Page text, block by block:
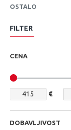
OSTALO
FILTER
CENA
€
DOBAVLJIVOST